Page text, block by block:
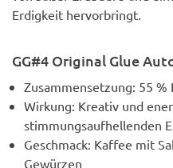
Erdigkeit hervorbringt.
GG#4 Original Glue
Zusammensetzung: 55 %
Wirkung: Kreativ und
stimmungsaufhellenden
Geschmack: Kaffee mit
Gewürzen